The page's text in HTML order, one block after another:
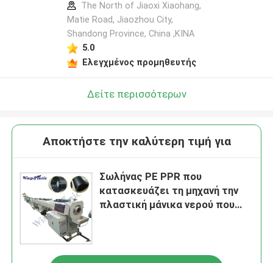
The North of Jiaoxi Xiaohang,
Matie Road, Jiaozhou City,
Shandong Province, China ,ΚΙΝΑ
5.0
Ελεγχμένος προμηθευτής
Δείτε περισσότερων
Αποκτήστε την καλύτερη τιμή για
Σωλήνας PE PPR που
κατασκευάζει τη μηχανή την
πλαστική μάνικα νερού που